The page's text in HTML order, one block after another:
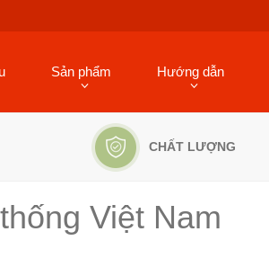
Sản phẩm Hướng dẫn
CHẤT LƯỢNG
Việt Nam